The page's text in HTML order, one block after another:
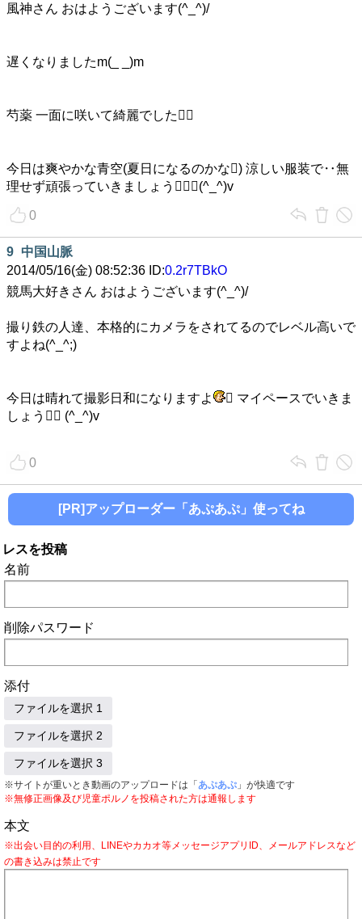
風神さん おはようございます(^_^)/
遅くなりましたm(_ _)m
芍薬 一面に咲いて綺麗でした
今日は爽やかな青空(夏日になるのかな) 涼しい服装で‥無
理せず頑張っていきましょう(^_^)v
0
9 中国山脈
2014/05/16(金) 08:52:36 ID:0.2r7TBkO
競馬大好きさん おはようございます(^_^)/
撮り鉄の人達、本格的にカメラをされてるのでレベル高いで
すよね(^_^;)
今日は晴れて撮影日和になりますよ
 マイペースでいきま
しょう (^_^)v
0
[PR]アップローダー「あぷあぷ」使ってね
レスを投稿
名前
削除パスワード
添付
ファイルを選択 1
ファイルを選択 2
ファイルを選択 3
※サイトが重いとき動画のアップロードは「 あぷあぷ 」が快適です
※無修正画像及び児童ポルノを投稿された方は通報します
本文
※出会い目的の利用、LINEやカカオ等メッセージアプリID、メールアドレスなど
の書き込みは禁止です